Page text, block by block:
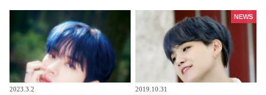
2023.3.2 2019.10.31
NEWS